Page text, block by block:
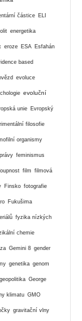
částice ELI
energetika
eroze ESA Esfahán
based
evoluce
evoluční
unie Evropský
filosofie
organismy
feminismus
film filmová
Finsko fotografie
Fukušima
fyzika nízkých
chemie
Gemini 8 gender
genetika genom
geopolitika George
klimatu GMO
gravitační vlny